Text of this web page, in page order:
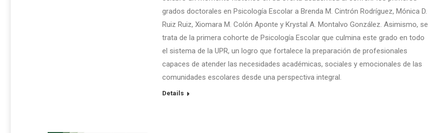
grados doctorales en Psicología Escolar a Brenda M. Cintrón Rodríguez, Mónica D.
Ruiz Ruiz, Xiomara M. Colón Aponte y Krystal A. Montalvo González. Asimismo, se
trata de la primera cohorte de Psicología Escolar que culmina este grado en todo
el sistema de la UPR, un logro que fortalece la preparación de profesionales
capaces de atender las necesidades académicas, sociales y emocionales de las
comunidades escolares desde una perspectiva integral.
Details